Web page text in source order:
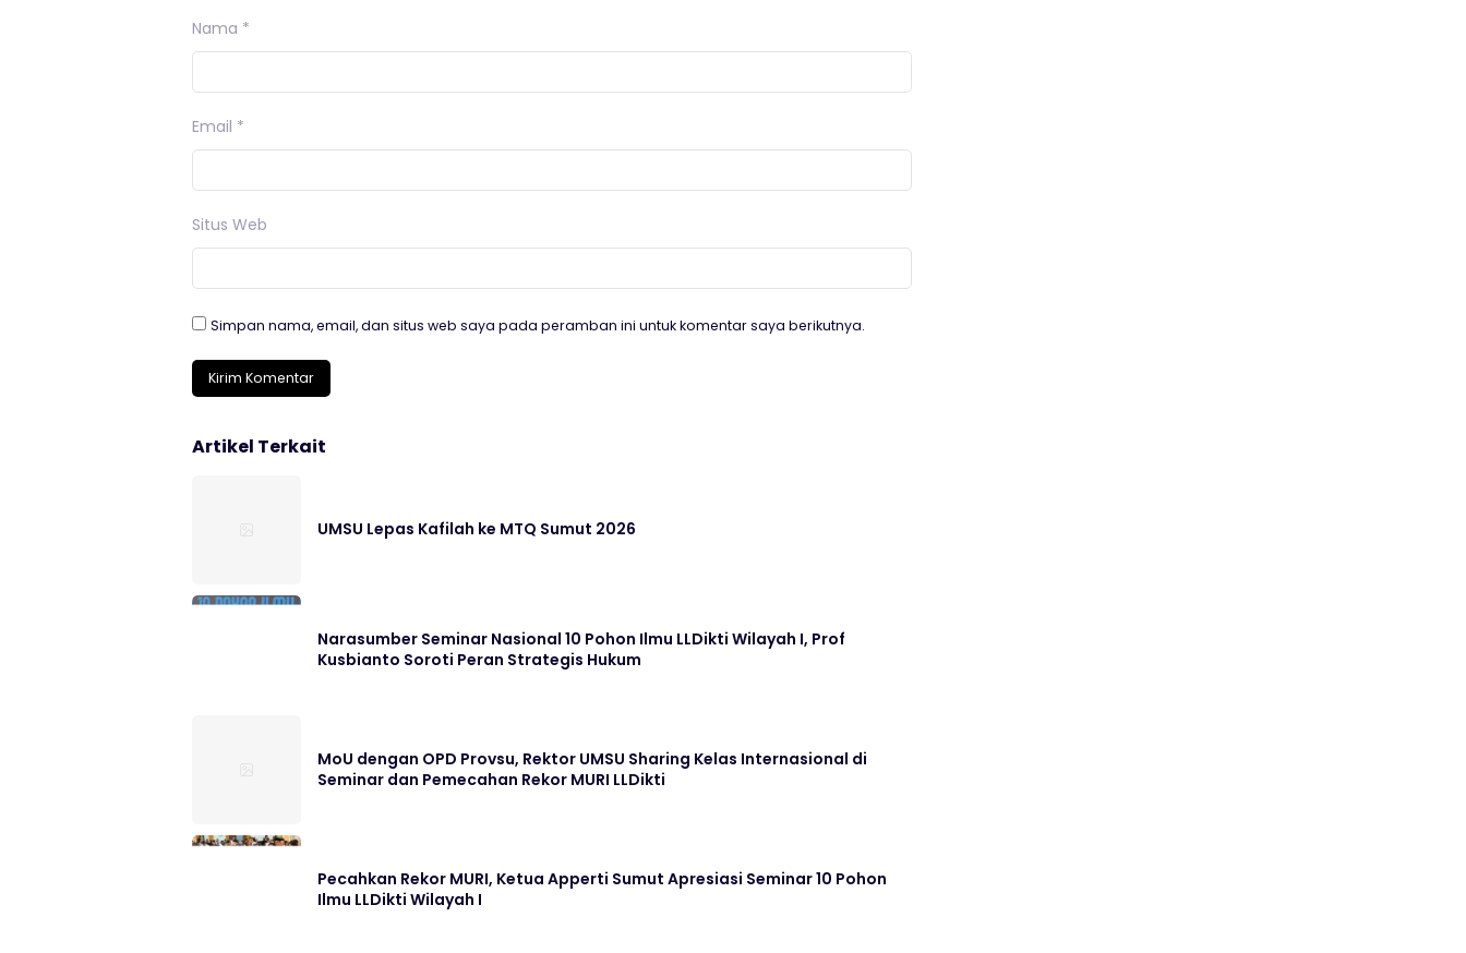
Nama *
Email *
Situs Web
Simpan nama, email, dan situs web saya pada peramban ini untuk komentar saya berikutnya.
Artikel Terkait
UMSU Lepas Kafilah ke MTQ Sumut 2026
Narasumber Seminar Nasional 10 Pohon Ilmu LLDikti Wilayah I, Prof
Kusbianto Soroti Peran Strategis Hukum
MoU dengan OPD Provsu, Rektor UMSU Sharing Kelas Internasional di
Seminar dan Pemecahan Rekor MURI LLDikti
Pecahkan Rekor MURI, Ketua Apperti Sumut Apresiasi Seminar 10 Pohon
Ilmu LLDikti Wilayah I